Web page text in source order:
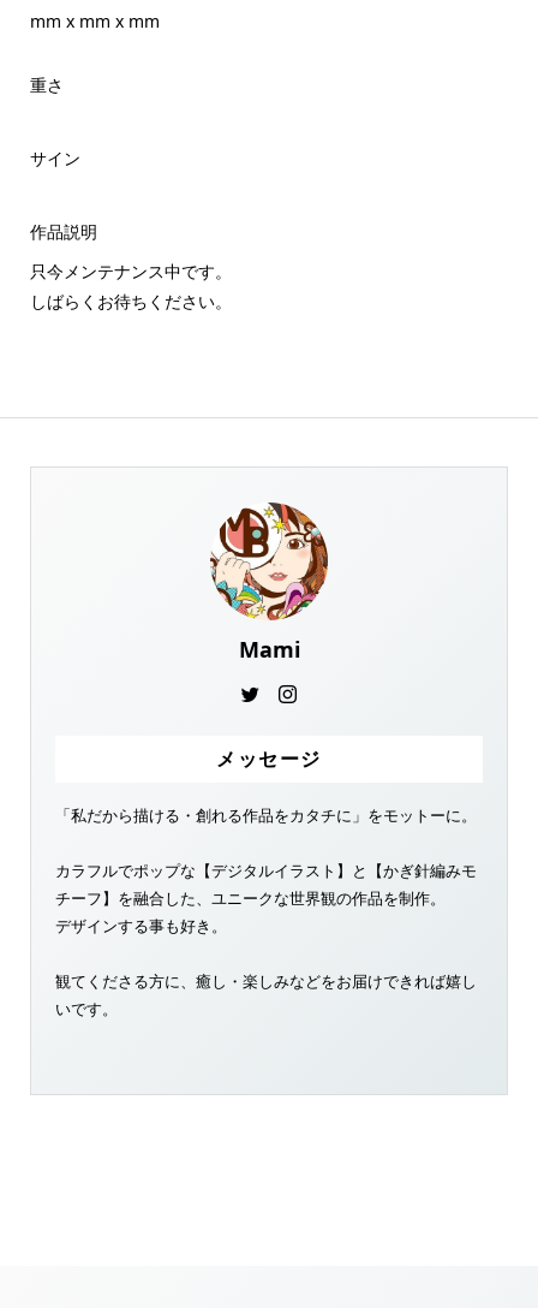
mm x mm x mm
重さ
サイン
作品説明
只今メンテナンス中です。
しばらくお待ちください。
Mami
メッセージ
「私だから描ける・創れる作品をカタチに」をモットーに。
カラフルでポップな【デジタルイラスト】と【かぎ針編みモ
チーフ】を融合した、ユニークな世界観の作品を制作。
デザインする事も好き。
観てくださる方に、癒し・楽しみなどをお届けできれば嬉し
いです。